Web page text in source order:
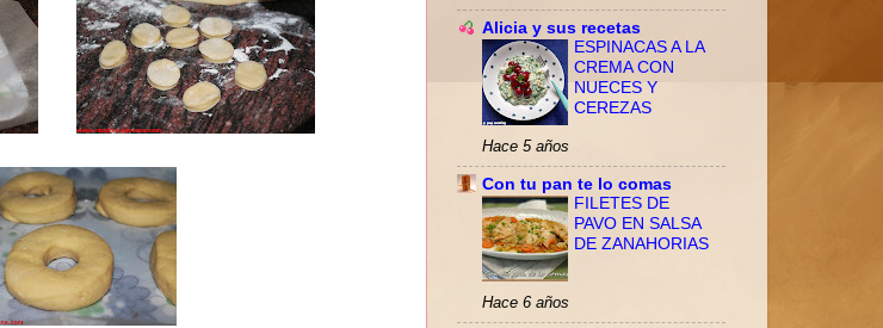
Alicia y sus recetas
ESPINACAS A LA
CREMA CON
NUECES Y
CEREZAS
Hace 5 años
Con tu pan te lo comas
FILETES DE
PAVO EN SALSA
DE ZANAHORIAS
Hace 6 años